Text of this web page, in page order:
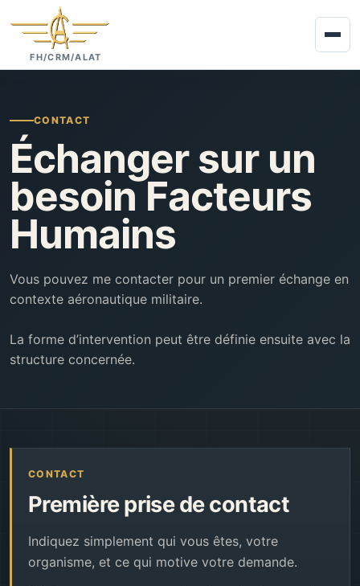
FH/CRM/ALAT
CONTACT
Échanger sur un
besoin Facteurs
Humains
Vous pouvez me contacter pour un premier échange en
contexte aéronautique militaire.
La forme d’intervention peut être définie ensuite avec la
structure concernée.
CONTACT
Première prise de contact
Indiquez simplement qui vous êtes, votre
organisme, et ce qui motive votre demande.